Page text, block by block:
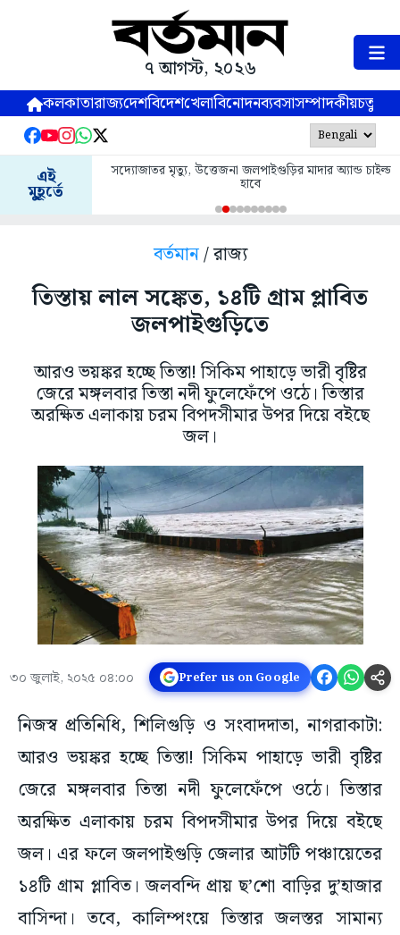
৭ আগস্ট, ২০২৬
কলকাতারাজ্যদেশবিদেশখেলাবিনোদনব্যবসাসম্পাদকীয়
এই
মুহূর্তে
সদ্যোজাতর মৃত্যু, উত্তেজনা জলপাইগুড়ির মাদার অ্যান্ড চাইল্ড
হাবে
বর্তমান/ রাজ্য
তিস্তায় লাল সঙ্কেত, ১৪টি গ্রাম প্লাবিত
জলপাইগুড়িতে
আরও ভয়ঙ্কর হচ্ছে তিস্তা! সিকিম পাহাড়ে ভারী বৃষ্টির
জেরে মঙ্গলবার তিস্তা নদী ফুলেফেঁপে ওঠে। তিস্তার
অরক্ষিত এলাকায় চরম বিপদসীমার উপর দিয়ে বইছে
জল।
৩০ জুলাই, ২০২৫ ০৪:০০ Prefer us on Google
নিজস্ব প্রতিনিধি, শিলিগুড়ি ও সংবাদদাতা, নাগরাকাটা:
আরও ভয়ঙ্কর হচ্ছে তিস্তা! সিকিম পাহাড়ে ভারী বৃষ্টির
জেরে মঙ্গলবার তিস্তা নদী ফুলেফেঁপে ওঠে। তিস্তার
অরক্ষিত এলাকায় চরম বিপদসীমার উপর দিয়ে বইছে
জল। এর ফলে জলপাইগুড়ি জেলার আটটি পঞ্চায়েতের
১৪টি গ্রাম প্লাবিত। জলবন্দি প্রায় ছ’শো বাড়ির দু’হাজার
বাসিন্দা। তবে, কালিম্পংয়ে তিস্তার জলস্তর সামান্য